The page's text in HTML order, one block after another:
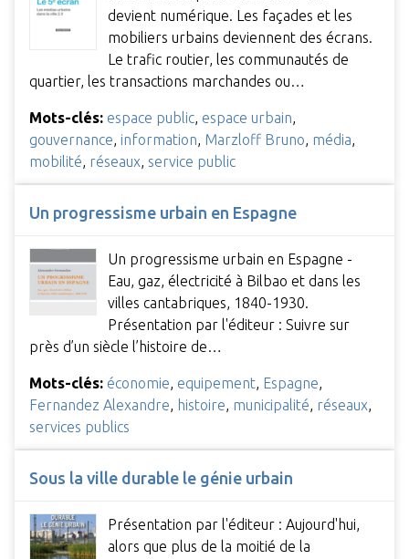
devient numérique. Les façades et les
mobiliers urbains deviennent des écrans.
Le trafic routier, les communautés de
quartier, les transactions marchandes ou…
Mots-clés: espace public, espace urbain,
gouvernance, information, Marzloff Bruno, média,
mobilité, réseaux, service public
Un progressisme urbain en Espagne
Un progressisme urbain en Espagne -
Eau, gaz, électricité à Bilbao et dans les
villes cantabriques, 1840-1930.
Présentation par l'éditeur : Suivre sur
près d’un siècle l’histoire de…
Mots-clés: économie, equipement, Espagne,
Fernandez Alexandre, histoire, municipalité, réseaux,
services publics
Sous la ville durable le génie urbain
Présentation par l'éditeur : Aujourd'hui,
alors que plus de la moitié de la